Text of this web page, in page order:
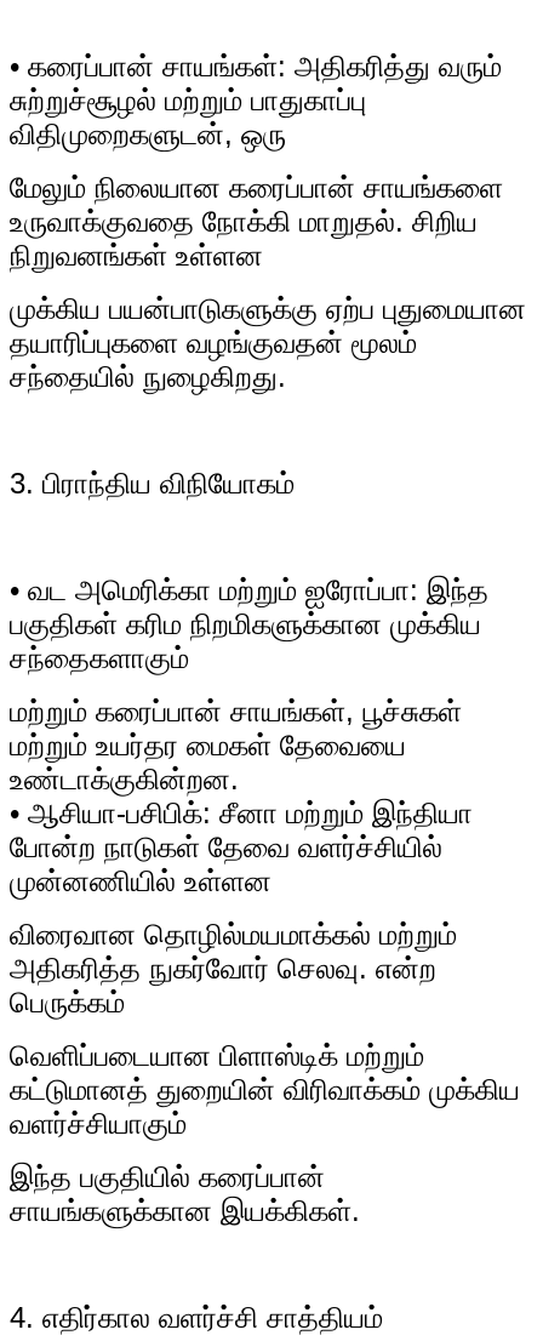
• கரைப்பான் சாயங்கள்: அதிகரித்து வரும்
சுற்றுச்சூழல் மற்றும் பாதுகாப்பு
விதிமுறைகளுடன், ஒரு
மேலும் நிலையான கரைப்பான் சாயங்களை
உருவாக்குவதை நோக்கி மாறுதல். சிறிய
நிறுவனங்கள் உள்ளன
முக்கிய பயன்பாடுகளுக்கு ஏற்ப புதுமையான
தயாரிப்புகளை வழங்குவதன் மூலம்
சந்தையில் நுழைகிறது.
3. பிராந்திய விநியோகம்
• வட அமெரிக்கா மற்றும் ஐரோப்பா: இந்த
பகுதிகள் கரிம நிறமிகளுக்கான முக்கிய
சந்தைகளாகும்
மற்றும் கரைப்பான் சாயங்கள், பூச்சுகள்
மற்றும் உயர்தர மைகள் தேவையை
உண்டாக்குகின்றன.
• ஆசியா-பசிபிக்: சீனா மற்றும் இந்தியா
போன்ற நாடுகள் தேவை வளர்ச்சியில்
முன்னணியில் உள்ளன
விரைவான தொழில்மயமாக்கல் மற்றும்
அதிகரித்த நுகர்வோர் செலவு. என்ற
பெருக்கம்
வெளிப்படையான பிளாஸ்டிக் மற்றும்
கட்டுமானத் துறையின் விரிவாக்கம் முக்கிய
வளர்ச்சியாகும்
இந்த பகுதியில் கரைப்பான்
சாயங்களுக்கான இயக்கிகள்.
4. எதிர்கால வளர்ச்சி சாத்தியம்